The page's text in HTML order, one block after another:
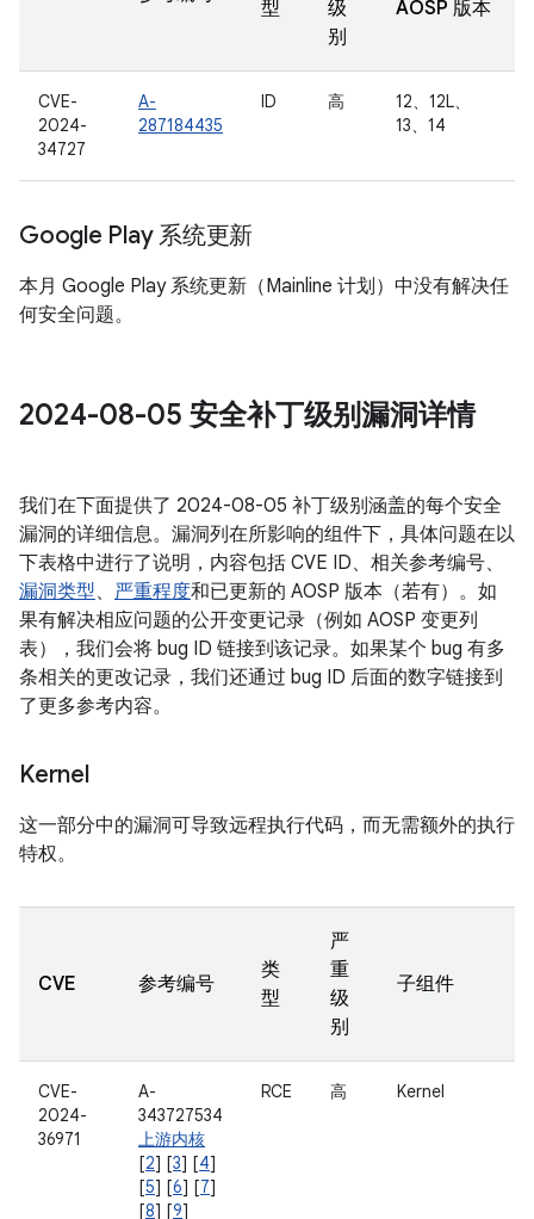
型
级
别
AOSP 版本
CVE-
2024-
34727
A-
287184435
ID 高
12、12L、
13、14
Google Play 系统更新
本月 Google Play 系统更新（Mainline 计划）中没有解决任
何安全问题。
2024-08-05 安全补丁级别漏洞详情
我们在下面提供了 2024-08-05 补丁级别涵盖的每个安全
漏洞的详细信息。漏洞列在所影响的组件下，具体问题在以
下表格中进行了说明，内容包括 CVE ID、相关参考编号、
漏洞类型、 严重程度和已更新的 AOSP 版本（若有）。如
果有解决相应问题的公开变更记录（例如 AOSP 变更列
表），我们会将 bug ID 链接到该记录。如果某个 bug 有多
条相关的更改记录，我们还通过 bug ID 后面的数字链接到
了更多参考内容。
Kernel
这一部分中的漏洞可导致远程执行代码，而无需额外的执行
特权。
CVE 参考编号
类
型
严
重
级
别
子组件
CVE-
2024-
36971
A-
343727534
上游内核
[2] [3] [4]
[5] [6] [7]
[8] [9]
RCE 高 Kernel